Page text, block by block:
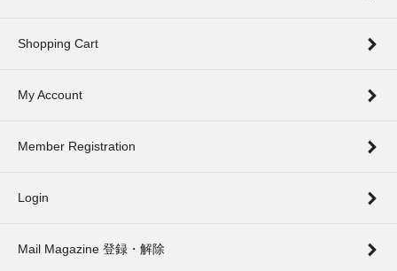
Shopping Cart
My Account
Member Registration
Login
Mail Magazine 登録・解除